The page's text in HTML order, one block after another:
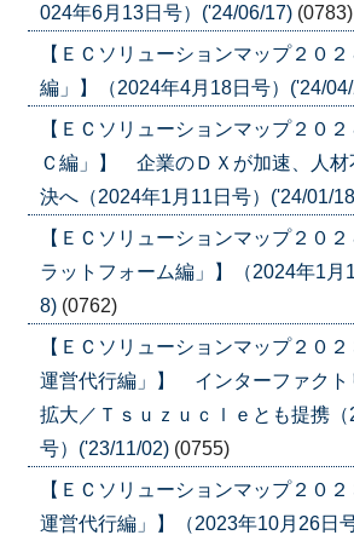
024年6月13日号）('24/06/17) (0783)
【ＥＣソリューションマップ２０
編」】（2024年4月18日号）('24/
【ＥＣソリューションマップ２０
Ｃ編」】 企業のＤＸが加速、人材
決へ（2024年1月11日号）('24/01/
【ＥＣソリューションマップ２０
ラットフォーム編」】（2024年1月
8) (0762)
【ＥＣソリューションマップ２０
運営代行編」】 インターファクト
拡大／Ｔｓｕｚｕｃｌｅとも提携（
号）('23/11/02) (0755)
【ＥＣソリューションマップ２０
運営代行編」】（2023年10月26日